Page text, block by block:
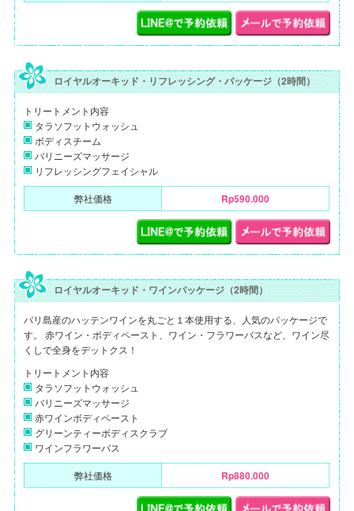
ロイヤルオーキッド・リフレッシング・パッケージ（2時間）
トリートメント内容
タラソフットウォッシュ
ボディスチーム
バリニーズマッサージ
リフレッシングフェイシャル
弊社価格 Rp590.000
ロイヤルオーキッド・ワインパッケージ（2時間）
バリ島産のハッテンワインを丸ごと１本使用する、人気のパッケージで
す。 赤ワイン・ボディペースト、ワイン・フラワーバスなど、ワイン尽
くしで全身をデットクス！
トリートメント内容
タラソフットウォッシュ
バリニーズマッサージ
赤ワインボディペースト
グリーンティーボディスクラブ
ワインフラワーバス
弊社価格 Rp880.000